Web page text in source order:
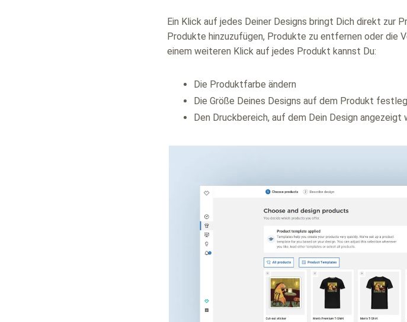
Ein Klick auf jedes Deiner Designs bringt Dich direkt zur
Produkte hinzuzufügen, Produkte zu entfernen oder die
einem weiteren Klick auf jedes Produkt kannst Du:
Die Produktfarbe ändern
Die Größe Deines Designs auf dem Produkt
Den Druckbereich, auf dem Dein Design angezeigt